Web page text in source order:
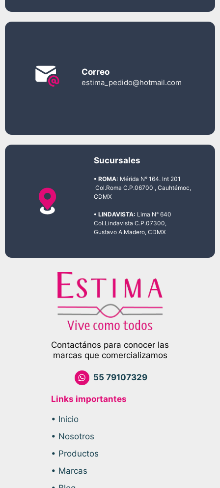
Correo
estima_pedido@hotmail.com
Sucursales
• ROMA: Mérida N° 164. Int 201
Col.Roma C.P.06700 , Cauhtémoc,
CDMX
• LINDAVISTA: Lima N° 640
Col.Lindavista C.P.07300,
Gustavo A.Madero, CDMX
Contactános para conocer las
marcas que comercializamos
55 79107329
Links importantes
• Inicio
• Nosotros
• Productos
• Marcas